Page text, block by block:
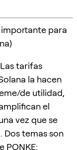
importante para
tarifas
la hacen
de utilidad,
el
vez que se
temas son
PONKE: